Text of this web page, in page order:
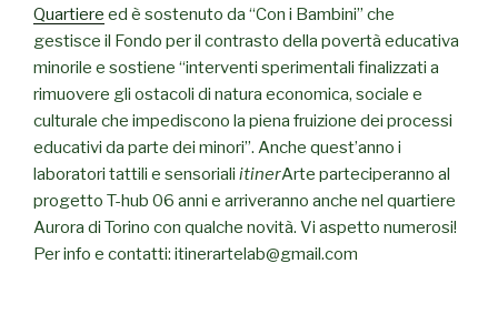
Quartiere ed è sostenuto da “Con i Bambini” che
gestisce il Fondo per il contrasto della povertà educativa
minorile e sostiene “interventi sperimentali finalizzati a
rimuovere gli ostacoli di natura economica, sociale e
culturale che impediscono la piena fruizione dei processi
educativi da parte dei minori”. Anche quest’anno i
laboratori tattili e sensoriali itinerArte parteciperanno al
progetto T-hub 06 anni e arriveranno anche nel quartiere
Aurora di Torino con qualche novità. Vi aspetto numerosi!
Per info e contatti: itinerartelab@gmail.com